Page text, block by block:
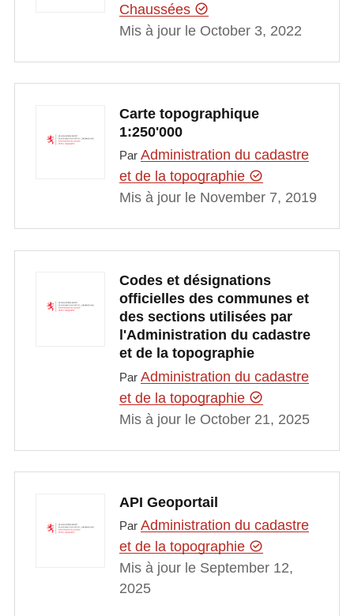
Chaussées
Mis à jour le October 3, 2022
Carte topographique
1:250'000
Par Administration du cadastre
et de la topographie
Mis à jour le November 7, 2019
Codes et désignations
officielles des communes et
des sections utilisées par
l'Administration du cadastre
et de la topographie
Par Administration du cadastre
et de la topographie
Mis à jour le October 21, 2025
API Geoportail
Par Administration du cadastre
et de la topographie
Mis à jour le September 12,
2025